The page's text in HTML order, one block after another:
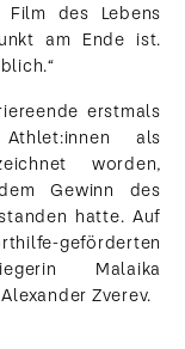
des Lebens
am Ende ist.
erstmals
als
worden,
Gewinn des
hatte. Auf
geförderten
Malaika
Zverev.